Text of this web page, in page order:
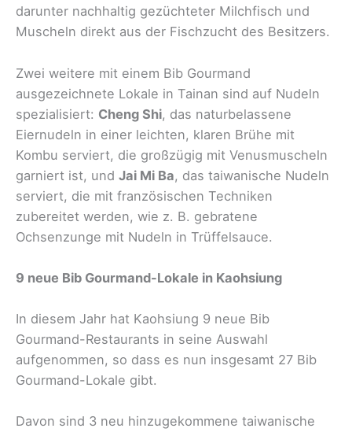
darunter nachhaltig gezüchteter Milchfisch und
Muscheln direkt aus der Fischzucht des Besitzers.
Zwei weitere mit einem Bib Gourmand
ausgezeichnete Lokale in Tainan sind auf Nudeln
spezialisiert: Cheng Shi, das naturbelassene
Eiernudeln in einer leichten, klaren Brühe mit
Kombu serviert, die großzügig mit Venusmuscheln
garniert ist, und Jai Mi Ba, das taiwanische Nudeln
serviert, die mit französischen Techniken
zubereitet werden, wie z. B. gebratene
Ochsenzunge mit Nudeln in Trüffelsauce.
9 neue Bib Gourmand-Lokale in Kaohsiung
In diesem Jahr hat Kaohsiung 9 neue Bib
Gourmand-Restaurants in seine Auswahl
aufgenommen, so dass es nun insgesamt 27 Bib
Gourmand-Lokale gibt.
Davon sind 3 neu hinzugekommene taiwanische